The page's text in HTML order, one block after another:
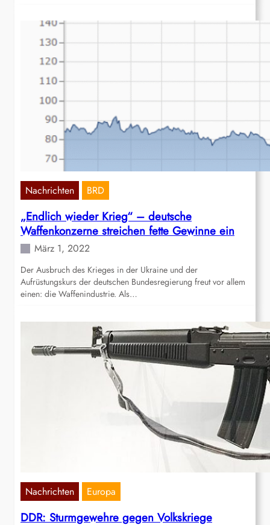
Nachrichten BRD
„Endlich wieder Krieg“ – deutsche
Waffenkonzerne streichen fette Gewinne ein
März 1, 2022
Der Ausbruch des Krieges in der Ukraine und der
Aufrüstungskurs der deutschen Bundesregierung freut vor allem
einen: die Waffenindustrie. Als…
Nachrichten Europa
DDR: Sturmgewehre gegen Volkskriege